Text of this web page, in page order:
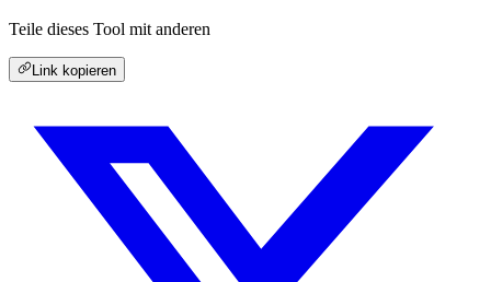
Teile dieses Tool mit anderen
Link kopieren